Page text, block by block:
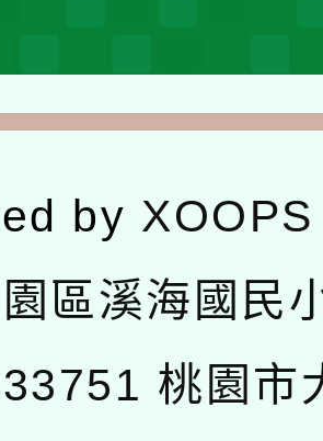
by XOOPS
區溪海國民
33751 桃園市